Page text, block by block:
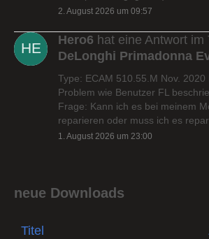
2. August 2026 um 09:57
Hero6 hat eine Antwort im
DeLonghi Primadonna
Type: ECAM 510.55.M Nov.
Problem wie Benutzer FL
Frage: Kann ich es bei meinem
reparieren oder muss ich es
1. August 2026 um 23:00
neue Downloads
Titel